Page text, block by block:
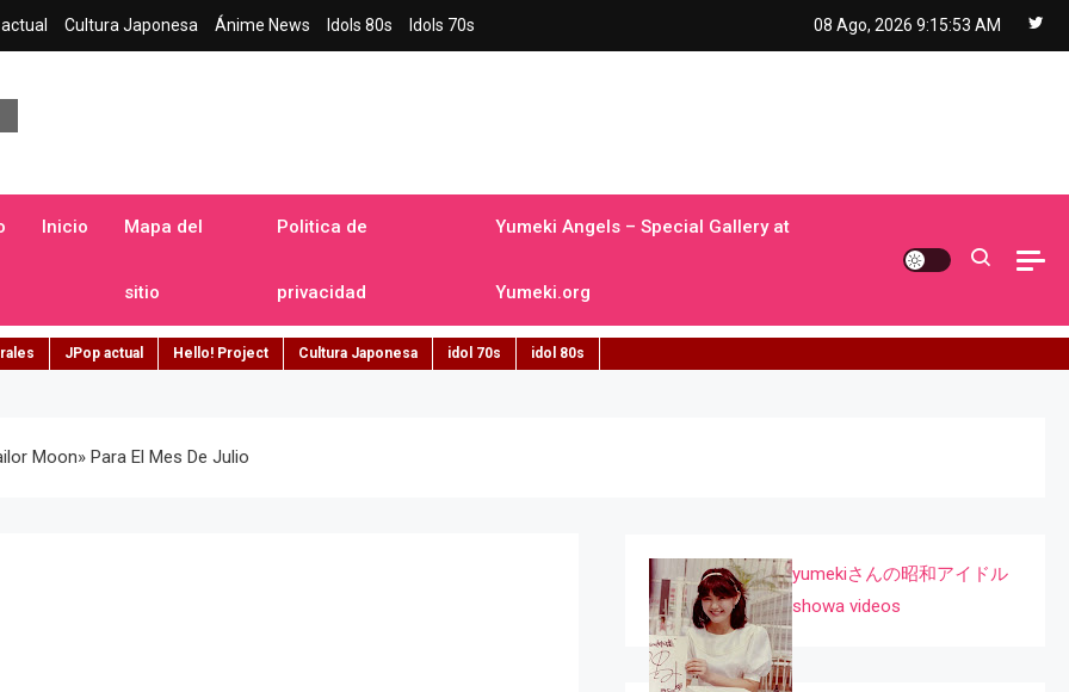
Cultura Japonesa Ánime News Idols 80s Idols 70s 08 Ago, 2026 9:15:54 AM
Inicio Mapa del
sitio
Politica de
privacidad
Yumeki Angels – Special Gallery at
Yumeki.org
JPop actual Hello! Project Cultura Japonesa idol 70s idol 80s
Moon» Para El Mes De Julio
yumekiさんの昭和アイドル
showa videos